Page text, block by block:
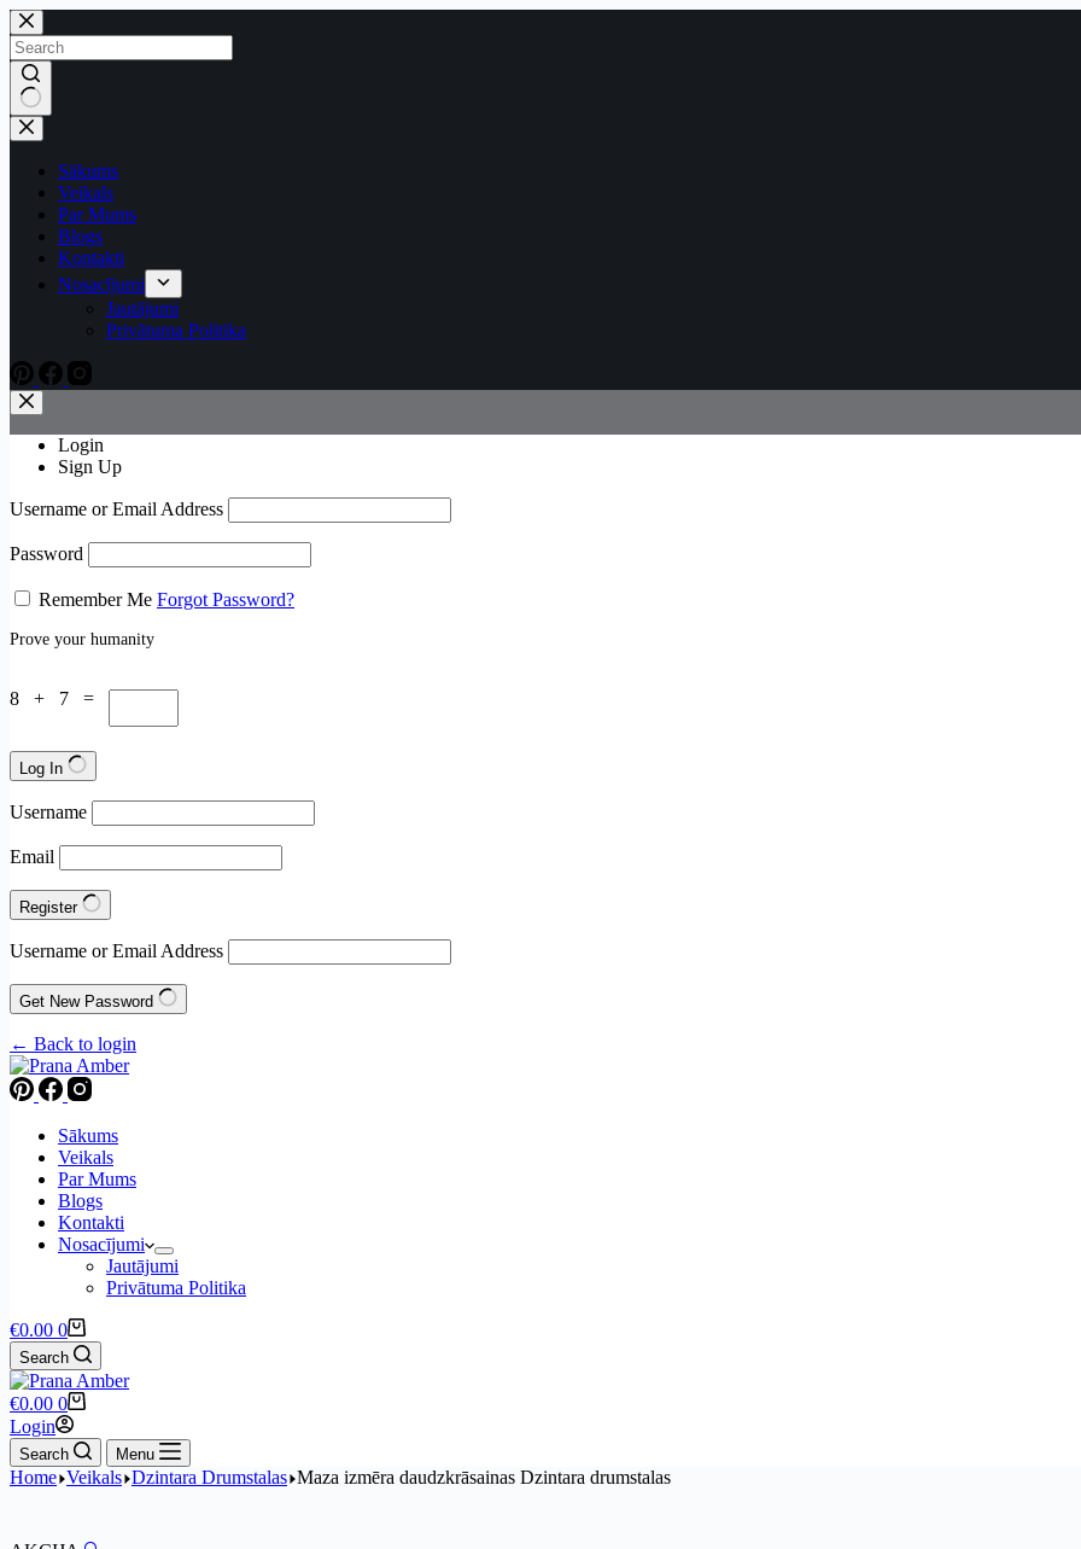
Sākums
Veikals
Par Mums
Blogs
Kontakti
Nosacījumi
Jautājumi
Privātuma Politika
Login
Sign Up
Username or Email Address
Password
Remember Me Forgot Password?
Prove your humanity
8 + 7 =
Log In
Username
Email
Register
Username or Email Address
Get New Password
← Back to login
Sākums
Veikals
Par Mums
Blogs
Kontakti
Nosacījumi
Jautājumi
Privātuma Politika
€0.00 0
Search
€0.00 0
Login
Search Menu
Home Veikals Dzintara Drumstalas Maza izmēra daudzkrāsainas Dzintara drumstalas